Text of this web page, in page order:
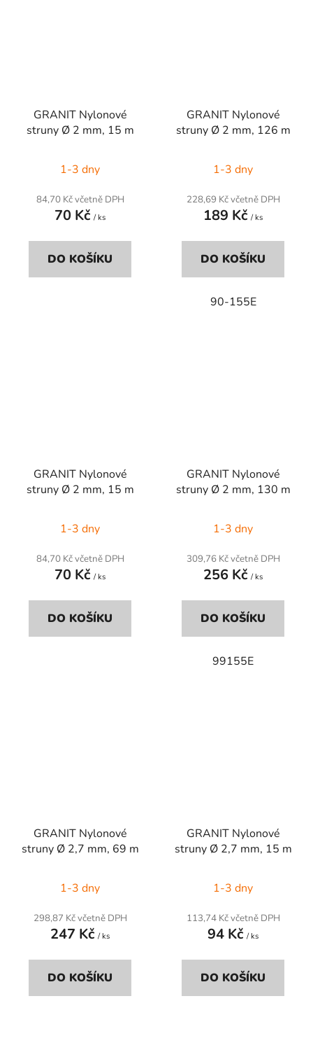
GRANIT Nylonové
struny Ø 2 mm, 15 m
1-3 dny
84,70 Kč včetně DPH
70 Kč / ks
DO KOŠÍKU
GRANIT Nylonové
struny Ø 2 mm, 126 m
1-3 dny
228,69 Kč včetně DPH
189 Kč / ks
DO KOŠÍKU
90-155E
GRANIT Nylonové
struny Ø 2 mm, 15 m
1-3 dny
84,70 Kč včetně DPH
70 Kč / ks
DO KOŠÍKU
GRANIT Nylonové
struny Ø 2 mm, 130 m
1-3 dny
309,76 Kč včetně DPH
256 Kč / ks
DO KOŠÍKU
99155E
GRANIT Nylonové
struny Ø 2,7 mm, 69 m
1-3 dny
298,87 Kč včetně DPH
247 Kč / ks
DO KOŠÍKU
GRANIT Nylonové
struny Ø 2,7 mm, 15 m
1-3 dny
113,74 Kč včetně DPH
94 Kč / ks
DO KOŠÍKU